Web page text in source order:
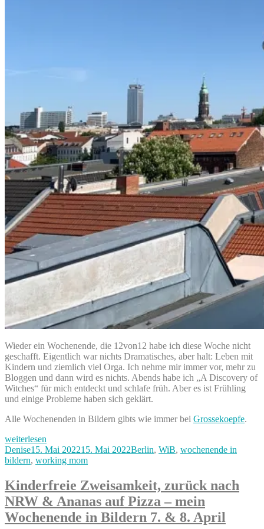
Wieder ein Wochenende, die 12von12 habe ich diese Woche nicht
geschafft. Eigentlich war nichts Dramatisches, aber halt: Leben mit
Kindern und ziemlich viel Orga. Ich nehme mir immer vor, mehr zu
Bloggen und dann wird es nichts. Abends habe ich „A Discovery of
Witches“ für mich entdeckt und schlafe früh. Aber es ist Frühling
und einige Probleme haben sich geklärt.
Alle Wochenenden in Bildern gibts wie immer bei Grossekoepfe.
„Pusteblumen,
Landtagswahl
und
nach
Berlin
–
mein
Wochenende
weiterlesen
Autor
DeniseVeröffentlicht
am
15. Mai 202215. Mai 2022Kategorien
Berlin, WiB, wochenende in
bildern, working mom
Kinderfreie Zweisamkeit, zurück nach
NRW & Ananas auf Pizza – mein
Wochenende in Bildern 7. & 8. April